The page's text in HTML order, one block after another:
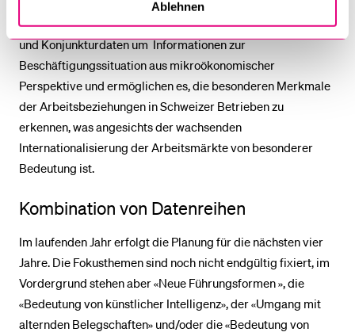
Ablehnen
Entscheidungstragende in Politik, Wirtschaft und
Verwaltung, ergänzen makroökonomische Beschäftigungs-
und Konjunkturdaten um Informationen zur
Beschäftigungssituation aus mikroökonomischer
Perspektive und ermöglichen es, die besonderen Merkmale
der Arbeitsbeziehungen in Schweizer Betrieben zu
erkennen, was angesichts der wachsenden
Internationalisierung der Arbeitsmärkte von besonderer
Bedeutung ist.
Kombination von Datenreihen
Im laufenden Jahr erfolgt die Planung für die nächsten vier
Jahre. Die Fokusthemen sind noch nicht endgültig fixiert, im
Vordergrund stehen aber «Neue Führungsformen », die
«Bedeutung von künstlicher Intelligenz», der «Umgang mit
alternden Belegschaften» und/oder die «Bedeutung von